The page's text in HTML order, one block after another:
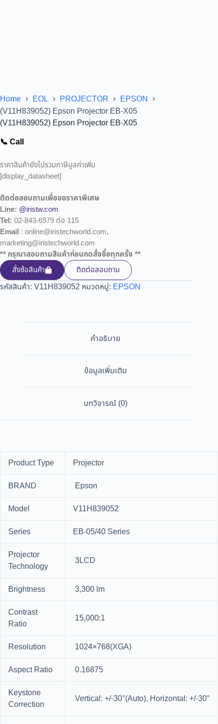
Home EOL PROJECTOR
EPSON
(V11H839052) Epson Projector EB-X05
(V11H839052) Epson Projector EB-X05
📞 Call
ราคาสินค้ายังไม่รวมภาษีมูลค่าเพิ่ม
[display_datasheet]
ติดต่อสอบถามเพื่อขอราคาพิเศษ
Line: @iristw.com
Tel: 02-843-6979 ต่อ 115
Email : online@iristechworld.com,
marketing@iristechworld.com
** กรุณาสอบถามสินค้าก่อนกดสั่งซื้อทุกครั้ง **
สั่งซ้อสินค้า
ติดต่อสอบถาม
รหัสสินค้า: V11H839052 หมวดหมู่: EPSON
คำอธิบาย
ข้อมูลเพิ่มเติม
บทวิจารณ์ (0)
Product Type
Projector
BRAND
Epson
Model
V11H839052
Series
EB-05/40 Series
Projector
Technology
3LCD
Brightness
3,300 lm
Contrast
Ratio
15,000:1
Resolution
1024×768(XGA)
Aspect Ratio
0.16875
Keystone
Correction
Vertical: +/-30°(Auto), Horizontal: +/-30°